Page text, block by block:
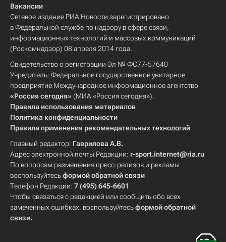
Вакансии
Сетевое издание РИА Новости зарегистрировано
в Федеральной службе по надзору в сфере связи,
информационных технологий и массовых коммуникаций
(Роскомнадзор) 08 апреля 2014 года.
Свидетельство о регистрации Эл № ФС77-57640
Учредитель: Федеральное государственное унитарное
предприятие Международное информационное агентство
«Россия сегодня» (МИА «Россия сегодня»).
Правила использования материалов
Политика конфиденциальности
Правила применения рекомендательных технологий
Главный редактор: Гаврилова А.В.
Адрес электронной почты Редакции: r-sport.internet@ria.ru
По вопросам размещения пресс-релизов и рекламы
воспользуйтесьформой обратной связи
Телефон Редакции: 7 (495) 645-6601
Чтобы связаться с редакцией или сообщить обо всех
замеченных ошибках, воспользуйтесьформой обратной
связи.